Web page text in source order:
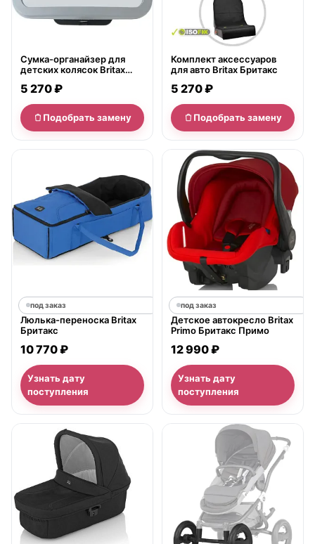
Сумка-органайзер для
детских колясок Britax
наблюдения за ребенком
Бритакс
5 270 ₽
Подобрать замену
Комплект аксессуаров
для авто Britax Бритакс
5 270 ₽
Подобрать замену
под заказ
Люлька-переноска Britax
Бритакс
10 770 ₽
Узнать дату
поступления
под заказ
Детское автокресло Britax
Primo Бритакс Примо
12 990 ₽
Узнать дату
поступления
нет в продаже